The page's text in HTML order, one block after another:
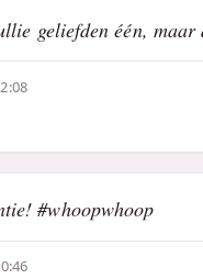
geliefden één,
#whoopwhoop